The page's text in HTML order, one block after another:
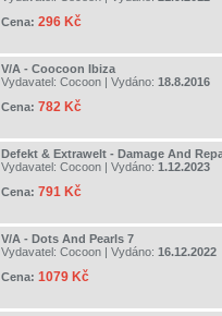
Cena: 296 Kč
V/A - Coocoon Ibiza
Vydavatel: Cocoon | Vydáno: 18.8.2016
Cena: 782 Kč
Defekt & Extrawelt - Damage And
Vydavatel: Cocoon | Vydáno: 1.12.2023
Cena: 791 Kč
V/A - Dots And Pearls 7
Vydavatel: Cocoon | Vydáno: 16.12.2022
Cena: 1079 Kč